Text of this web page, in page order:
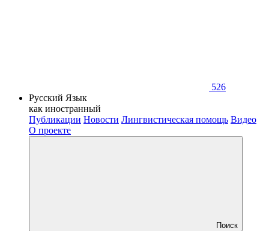
526
Русский Язык
как иностранный
Публикации Новости Лингвистическая помощь Видео
О проекте
Поиск